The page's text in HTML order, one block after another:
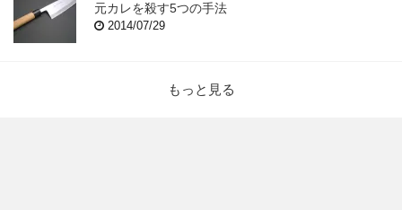
元カレを殺す5つの手法
2014/07/29
もっと見る